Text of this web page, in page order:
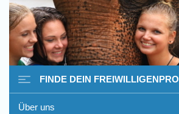
FINDE DEIN
Über uns